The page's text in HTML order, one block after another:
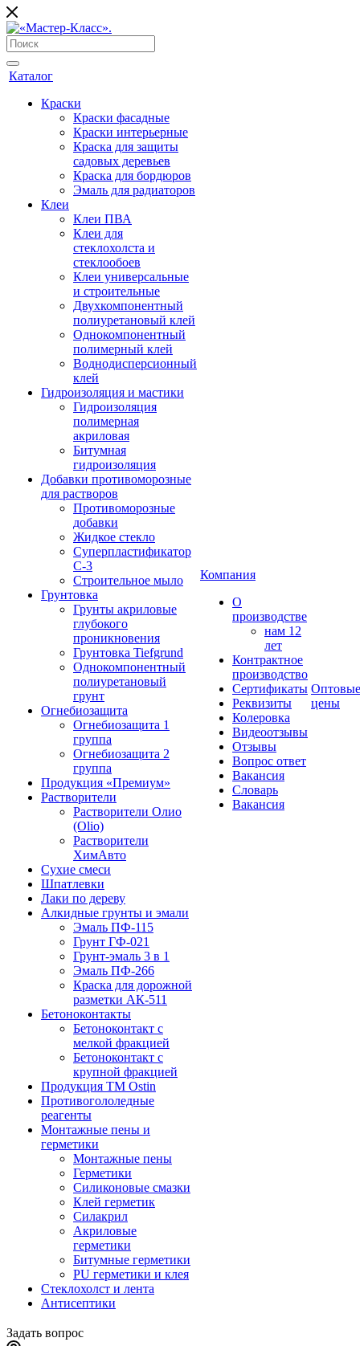
Каталог
Краски
Краски фасадные
Краски интерьерные
Краска для защиты
садовых деревьев
⁠Краска для бордюров
Эмаль для радиаторов
Клеи
Клеи ПВА
Клеи для
стеклохолста и
стеклообоев
Клеи универсальные
и строительные
Двухкомпонентный
полиуретановый клей
Однокомпонентный
полимерный клей
Воднодисперсионный
клей
Гидроизоляция и мастики
Гидроизоляция
полимерная
акриловая
Битумная
гидроизоляция
Добавки противоморозные
для растворов
Противоморозные
добавки
Жидкое стекло
Суперпластификатор
С-3
Строительное мыло
Грунтовка
Грунты акриловые
глубокого
проникновения
Грунтовка Tiefgrund
Однокомпонентный
полиуретановый
грунт
Огнебиозащита
Огнебиозащита 1
группа
Огнебиозащита 2
группа
Продукция «Премиум»
Растворители
Растворители Олио
(Olio)
Растворители
ХимАвто
Сухие смеси
Шпатлевки
Лаки по дереву
Алкидные грунты и эмали
Эмаль ПФ-115
Грунт ГФ-021
Грунт-эмаль 3 в 1
Эмаль ПФ-266
Краска для дорожной
разметки АК-511
Бетоноконтакты
Бетоноконтакт с
мелкой фракцией
Бетоноконтакт с
крупной фракцией
Продукция ТМ Ostin
Противогололедные
реагенты
Монтажные пены и
герметики
Монтажные пены
Герметики
Силиконовые смазки
Клей герметик
Силакрил
Акриловые
герметики
Битумные герметики
PU герметики и клея
Стеклохолст и лента
Антисептики
Компания
О
производстве
нам 12
лет
Контрактное
производство
Сертификаты
Реквизиты
Колеровка
Видеоотзывы
Отзывы
Вопрос ответ
Вакансия
Словарь
Вакансия
Оптовые
цены
Задать вопрос